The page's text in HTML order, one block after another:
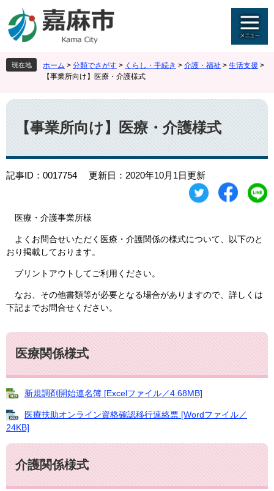
ジ
先
頭
。
ュ
を
飛
て
本
文
へ
現在地 ホーム > 分類でさがす > くらし・手続き > 介護・福祉 > 生活支援 >
【事業所向け】医療・介護様式
本
文
【事業所向け】医療・介護様式
記事ID：0017754 更新日：2020年10月1日更新
医療・介護事業所様
よくお問合せいただく医療・介護関係の様式について、以下のと
おり掲載しております。
プリントアウトしてご利用ください。
なお、その他書類等が必要となる場合がありますので、詳しくは
下記までお問合せください。
医療関係様式
新規調剤開始連名簿 [Excelファイル／4.68MB]
医療扶助オンライン資格確認移行連絡票 [Wordファイル／
24KB]
介護関係様式